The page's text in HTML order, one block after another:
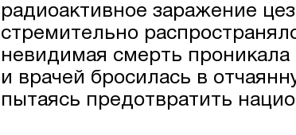
радиоактивное заражение
стремительно
невидимая смерть
и врачей бросилась в
пытаясь предотвратить